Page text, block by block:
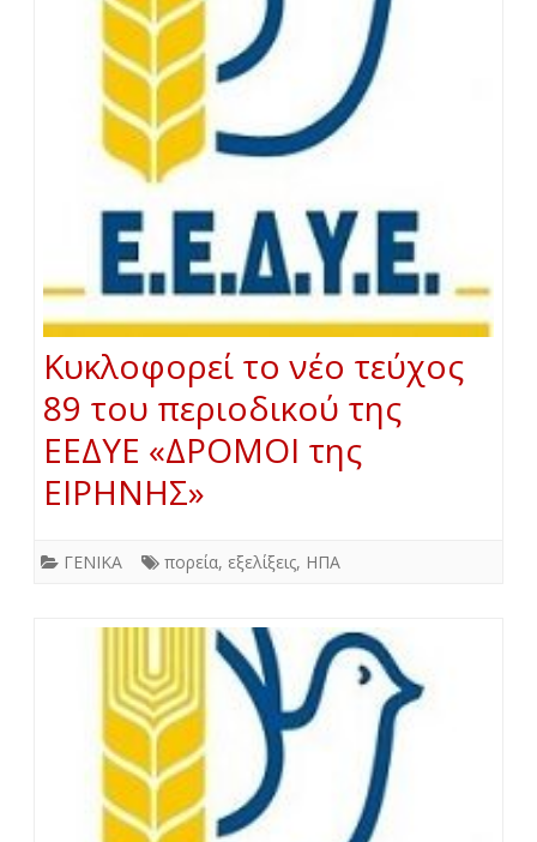
Κυκλοφορεί το νέο τεύχος
89 του περιοδικού της
ΕΕΔΥΕ «ΔΡΟΜΟΙ της
ΕΙΡΗΝΗΣ»
ΓΕΝΙΚΑ πορεία, εξελίξεις, ΗΠΑ